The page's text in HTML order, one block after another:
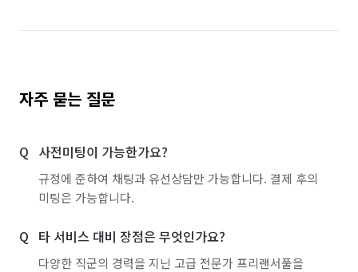
자주 묻는 질문
사전미팅이 가능한가요?
규정에 준하여 채팅과 유선상담만 가능합니다. 결제 후의
미팅은 가능합니다.
타 서비스 대비 장점은 무엇인가요?
다양한 직군의 경력을 지닌 고급 전문가 프리랜서풀을